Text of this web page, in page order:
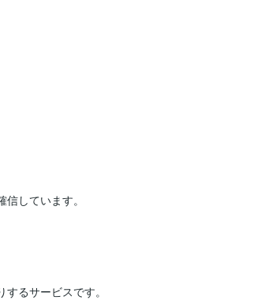
しています。
るサービスです。